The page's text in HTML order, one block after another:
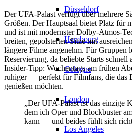
Düsseldorf
Hambourg
Cologne
London
Los Angeles
Der UFA-Palast verfügt über mehrere
Größen. Der Hauptsaal bietet Platz für
und ist mit modernster Dolby-Atmos-
breiten, gepolsterten Sitze mit
längere Filme angenehm. Für Gruppen
Reservierung, da beliebte Starts
Insider-Tipp: Wochentags am frühen
ruhiger — perfekt für Filmfans, die das
genießen möchten.
„Der UFA-Palast ist das einzige
dem ich Oper und Blockbuster
kann — und beides fühlt sich